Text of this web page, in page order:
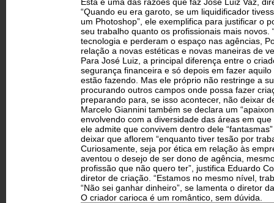
“Quando eu era garoto, se um liquidificador
um Photoshop”, ele exemplifica para justificar o
seu trabalho quanto os profissionais mais
tecnologia e perderam o espaço nas agências,
relação a novas estéticas e novas maneiras de
Para José Luiz, a principal diferença entre o
segurança financeira e só depois em fazer
estão fazendo. Mas ele próprio não restringe a
procurando outros campos onde possa fazer
preparando para, se isso acontecer, não deixar
Marcelo Giannini também se declara um
envolvendo com a diversidade das áreas em
ele admite que convivem dentro dele
deixar que aflorem “enquanto tiver tesão por
Curiosamente, seja por ética em relação às
aventou o desejo de ser dono de agência,
profissão que não quero ter”, justifica Eduardo
diretor de criação. “Estamos no mesmo nível,
“Não sei ganhar dinheiro”, se lamenta o diretor
O criador carioca é um romântico, sem dúvida.